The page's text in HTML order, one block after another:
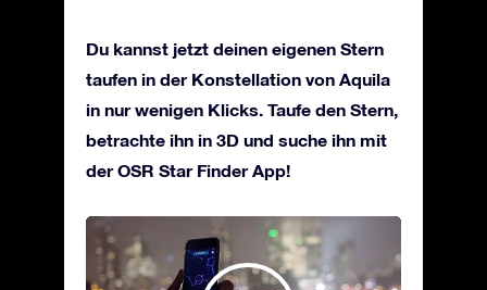
Du kannst jetzt deinen eigenen Stern
taufen in der Konstellation von Aquila
in nur wenigen Klicks. Taufe den Stern,
betrachte ihn in 3D und suche ihn mit
der OSR Star Finder App!